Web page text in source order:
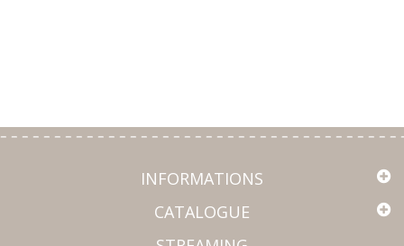
INFORMATIONS
CATALOGUE